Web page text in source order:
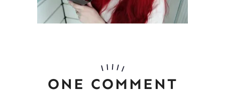
ONE COMMENT